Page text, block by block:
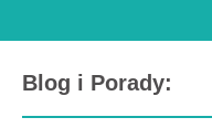
Blog i Porady: